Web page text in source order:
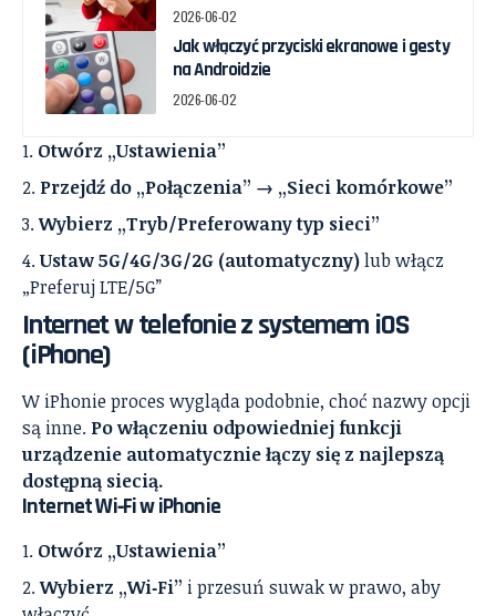
2026-06-02
Jak włączyć przyciski ekranowe i gesty
na Androidzie
2026-06-02
Otwórz „Ustawienia”
Przejdź do „Połączenia” → „Sieci komórkowe”
Wybierz „Tryb/Preferowany typ sieci”
Ustaw 5G/4G/3G/2G (automatyczny)lub włącz
„Preferuj LTE/5G”
Internet w telefonie z systemem iOS
(iPhone)
W iPhonie proces wygląda podobnie, choć nazwy opcji
są inne. Po włączeniu odpowiedniej funkcji
urządzenie automatycznie łączy się z najlepszą
dostępną siecią.
Internet Wi‑Fi w iPhonie
Otwórz „Ustawienia”
Wybierz „Wi‑Fi” i przesuń suwak w prawo, aby